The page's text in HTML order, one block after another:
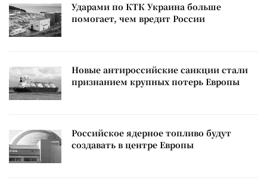
Ударами по КТК Украина больше
помогает, чем вредит России
Новые антироссийские санкции стали
признанием крупных потерь Европы
Российское ядерное топливо будут
создавать в центре Европы